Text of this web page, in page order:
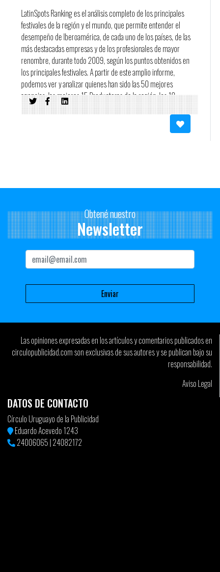
LatinSpots Ranking es el análisis completo de los principales
festivales de la región y el mundo, que permite entender el
desempeño de Iberoamérica, de cada uno de los países, de las
más destacadas empresas y de los profesionales de mayor
renombre, durante todo 2009, según los puntos obtenidos en
los principales festivales. A partir de este amplio informe,
podemos ver y analizar quienes han sido las 50 mejores
agencias, las mejores 15 Productoras de la región, los 10
anunciantes más premiados, las 10 mejores Redes, las 10
mejores Agencias Independientes y el Top 10 de los mejores
Promo, Directo, Innovador e Interactivo y las piezas más
En esta oportunidad, la mejor agencia fue nuevamente Almap
BBDO, que se ubicó en esa posición por quinta vez consecutiva
Landia, que volvió a ser la productora más premiada, al igual que
en 2006; la Cruz Roja Portuguesa apareció por primera vez en la
anunciantes; y entre las redes de comunicación, BBDO fue -
como ya es costumbre la que recibió más estatuillas.
El LatinSpots Ranking también presenta el desempeño de las
mejores agencias de cada país producto de la suma de puntos
obtenidos por las empresas en los festivales más importantes del
mundo durante 2009. A nivel país Brasil, Argentina y España
encabezan la lista de los más premiados de Iberoamérica a lo
largo de 2009. Estas potencias creativas siguen marcando el
El LatinSpots Ranking 2009 permite vislumbrar las perspectivas
del mercado hoy, en un año en el que habrá que aprovechar y
poner en práctica todo lo aprendido en integración, el mundo de
lo digital, las redes sociales, los cambios en el consumidor y la
Obtené nuestro
Newsletter
Las opiniones expresadas en los artículos y comentarios publicados en
circulopublicidad.com son exclusivas de sus autores y se publican bajo su
responsabilidad.
Aviso Legal
DATOS DE CONTACTO
Círculo Uruguayo de la Publicidad
Eduardo Acevedo 1243
24006065 | 24082172